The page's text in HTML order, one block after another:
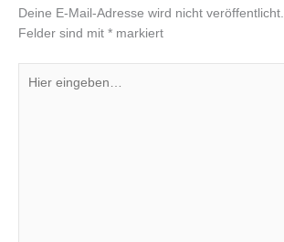
Deine E-Mail-Adresse wird nicht veröffentlicht.
Felder sind mit * markiert
eingeben…